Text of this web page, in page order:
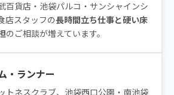
百貨店・池袋パルコ・サンシャインシ
店スタッフの長時間立ち仕事と硬い床
のご相談が増えています。
・ランナー
トネスクラブ、池袋西口公園・南池袋